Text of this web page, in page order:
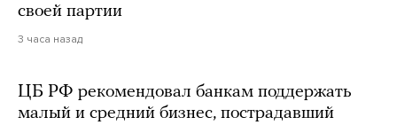
своей партии
3 часа назад
ЦБ РФ рекомендовал банкам поддержать
малый и средний бизнес, пострадавший